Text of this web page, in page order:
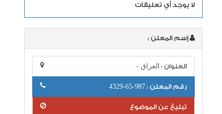
لا يوجد أي تعليقات
إسم المعلن :
العنوان :العراق -
رقم المعلن :987-65-4329
تبليغ عن الموضوع